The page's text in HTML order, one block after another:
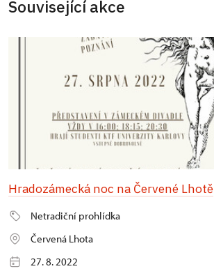
Související akce
Hradozámecká noc na Červené Lhotě
Netradiční prohlídka
Červená Lhota
27. 8. 2022